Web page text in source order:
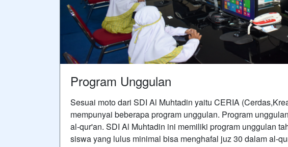
Program Unggulan
Sesuai moto dari SDI Al Muhtadin yaitu CERIA
mempunyai beberapa program unggulan. Program
al-qur'an. SDI Al Muhtadin ini memiliki program unggulan
siswa yang lulus minimal bisa menghafal juz 30 dalam al-